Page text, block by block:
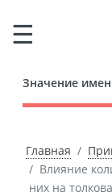
Значение
Главная
Влияние
них на